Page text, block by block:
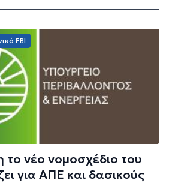
FBI
το νέο νομοσχέδιο του
για ΑΠΕ και δασικούς